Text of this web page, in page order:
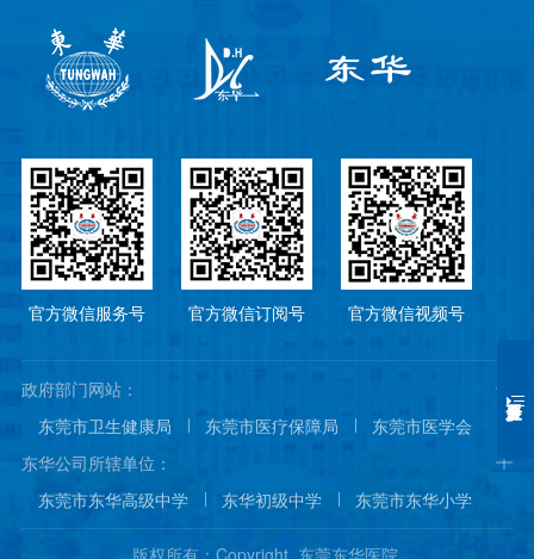
官方微信服务号 官方微信订阅号 官方微信视频号
政府部门网站：
东莞市卫生健康局
东莞市医疗保障局
东莞市医学会
东莞市医院协会
东华公司所辖单位：
东莞市东华高级中学
东华初级中学
东莞市东华小学
东莞市东华幼儿园
东城国际酒店
东华阳光城
版权所有：Copyright 东莞东华医院